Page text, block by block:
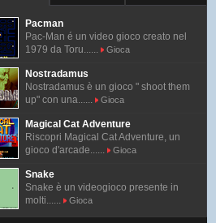
Pacman
Pac-Man é un video gioco creato nel
1979 da Toru......
Gioca
Nostradamus
Nostradamus è un gioco " shoot them
up" con una......
Gioca
Magical Cat Adventure
Riscopri Magical Cat Adventure, un
gioco d'arcade......
Gioca
Snake
Snake è un videogioco presente in
molti......
Gioca